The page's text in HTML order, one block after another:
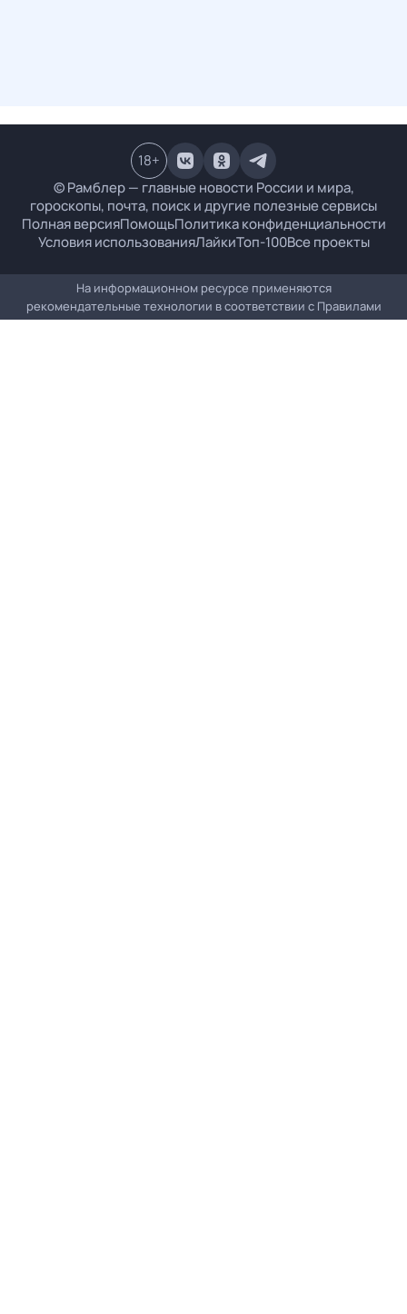
© Рамблер — главные новости России и мира,
гороскопы, почта, поиск и другие полезные сервисы
Полная версияПомощьПолитика конфиденциальности
Условия использованияЛайкиТоп-100Все проекты
18+
На информационном ресурсе применяются
рекомендательные технологии в соответствии с Правилами